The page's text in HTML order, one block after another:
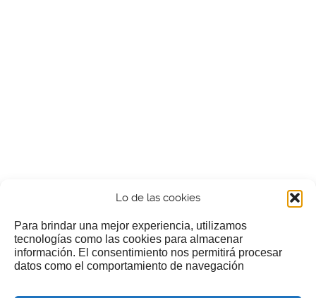
Lo de las cookies
Para brindar una mejor experiencia, utilizamos
tecnologías como las cookies para almacenar
información. El consentimiento nos permitirá procesar
datos como el comportamiento de navegación
¿Nos invitas a un cafecillo?